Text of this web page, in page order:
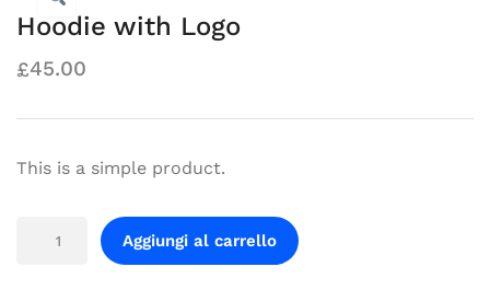
Hoodie with Logo
£45.00
This is a simple product.
Aggiungi al carrello